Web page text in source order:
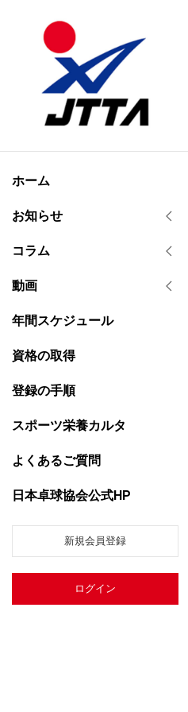
ホーム
お知らせ
コラム
動画
年間スケジュール
資格の取得
登録の手順
スポーツ栄養カルタ
よくあるご質問
日本卓球協会公式HP
新規会員登録
ログイン